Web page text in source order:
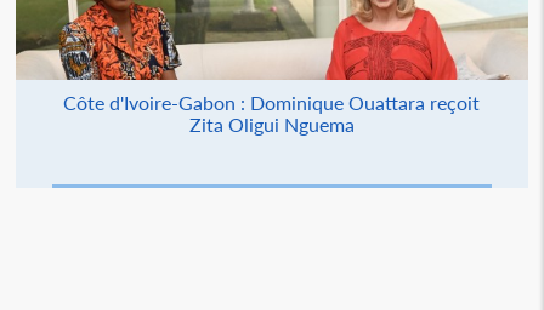
Côte d'Ivoire-Gabon : Dominique Ouattara reçoit
Zita Oligui Nguema